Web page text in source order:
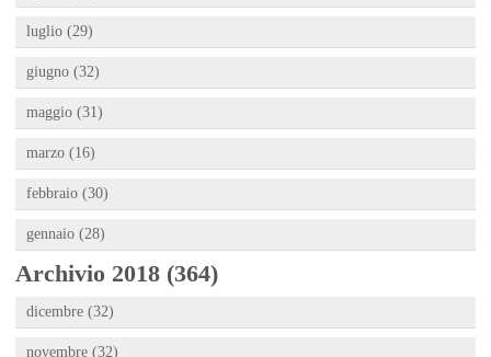
luglio (29)
giugno (32)
maggio (31)
marzo (16)
febbraio (30)
gennaio (28)
Archivio 2018 (364)
dicembre (32)
novembre (32)